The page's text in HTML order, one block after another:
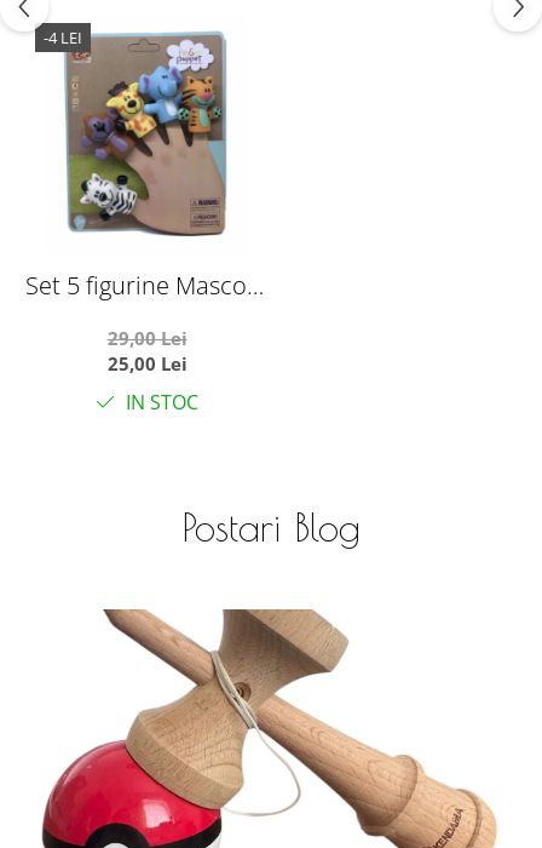
-4 LEI
Set 5 figurine Mascote
Puppet Animale
Salbatice
29,00 Lei
25,00 Lei
IN STOC
Postari Blog